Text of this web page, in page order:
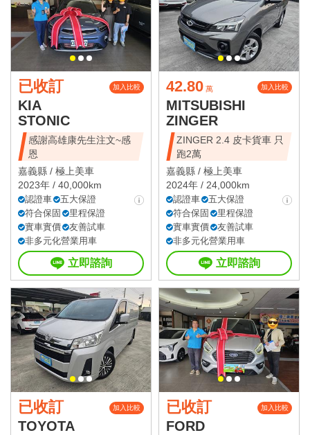
已收訂 加入比較
KIA
STONIC
感謝高雄康先生注文~感
恩
嘉義縣 / 極上美車
2023年 / 40,000km
認證車
五大保證
符合保固
里程保證
實車實價
友善試車
非多元化營業用車
立即諮詢
42.80 萬 加入比較
MITSUBISHI
ZINGER
ZINGER 2.4 皮卡貨車 只
跑2萬
嘉義縣 / 極上美車
2024年 / 24,000km
認證車
五大保證
符合保固
里程保證
實車實價
友善試車
非多元化營業用車
立即諮詢
已收訂 加入比較
TOYOTA
已收訂 加入比較
FORD